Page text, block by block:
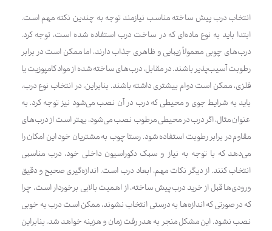
انتخاب درب پیش ساخته مناسب نیازمند توجه به چندین نکته مهم است.
ابتدا باید به نوع ماده‌ای که در ساخت درب استفاده شده است، توجه کرد.
درب‌های چوبی معمولاً زیبایی و ظاهری جذاب دارند، اما ممکن است در برابر
رطوبت آسیب‌پذیر باشند. در مقابل، درب‌های ساخته شده از مواد کامپوزیت یا
فلزی، ممکن است دوام بیشتری داشته باشند. بنابراین، در انتخاب نوع درب،
باید به شرایط جوی و محیطی که درب در آن نصب می‌شود نیز توجه کرد. به
عنوان مثال، اگر درب در محیطی مرطوب نصب می‌شود، بهتر است از درب‌های
مقاوم در برابر رطوبت استفاده شود. رستا چوب به مشتریان خود این امکان را
می‌دهد که با توجه به نیاز و سبک دکوراسیون داخلی خود، درب مناسبی
انتخاب کنند. از دیگر نکات مهم، ابعاد درب است. اندازه‌گیری صحیح و دقیق
ورودی‌ها قبل از خرید درب پیش ساخته، از اهمیت بالایی برخوردار است، چرا
که در صورتی که اندازه‌ها به درستی انتخاب نشوند، ممکن است درب به خوبی
نصب نشود. این مشکل منجر به هدر رفت زمان و هزینه خواهد شد، بنابراین